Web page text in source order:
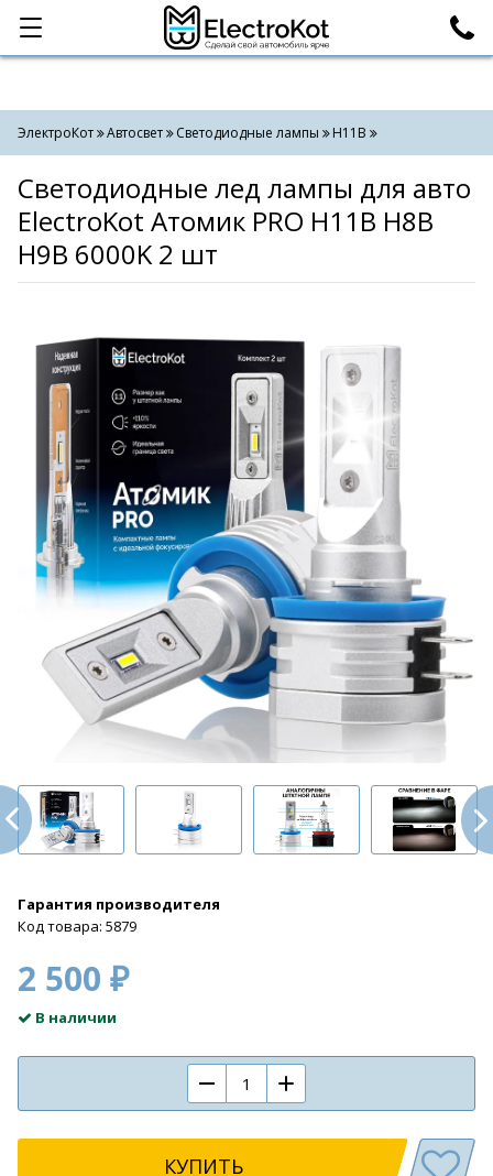
Категории Поиск
ЭлектроКот Автосвет Светодиодные лампы H11B
Светодиодные лед лампы для авто
ElectroKot Атомик PRO H11B H8B
H9B 6000K 2 шт
Гарантия производителя
Код товара: 5879
2 500 ₽
В наличии
КУПИТЬ